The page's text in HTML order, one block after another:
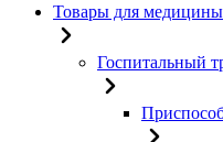
Товары для медицины
Госпитальный